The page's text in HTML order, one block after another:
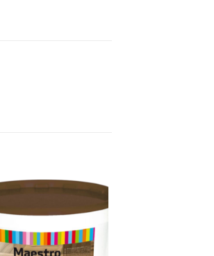
Dodaj
na
listu
želja